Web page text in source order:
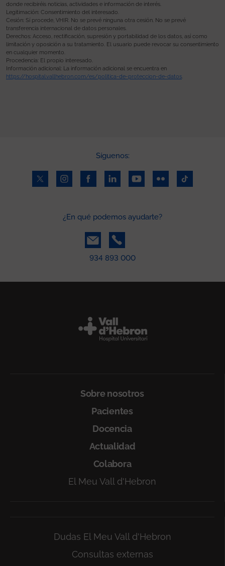
donde recibiréis noticias, actividades e información de interés.
Legitimación: Consentimiento del interesado.
Cesión: Sí procede, VHIR. No se prevé ninguna otra cesión. No se prevé
transferencia internacional de datos personales.
Derechos: Acceso, rectificación, supresión y portabilidad de los datos, así como
limitación y oposición a su tratamiento. El usuario puede revocar su consentimiento
en cualquier momento.
Procedencia: El propio interesado.
Información adicional: La información adicional se encuentra en
https://hospital.vallhebron.com/es/politica-de-proteccion-de-datos
Síguenos:
¿En qué podemos ayudarte?
934 893 000
Sobre nosotros
Pacientes
Docencia
Actualidad
Colabora
El Meu Vall d'Hebron
Dudas El Meu Vall d'Hebron
Consultas externas